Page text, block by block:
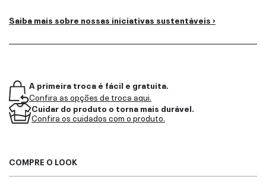
Saiba mais sobre nossas iniciativas sustentáveis ›
A primeira troca é fácil e gratuita.
Confira as opções de troca aqui.
Cuidar do produto o torna mais durável.
Confira os cuidados com o produto.
COMPRE O LOOK